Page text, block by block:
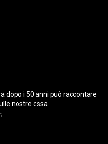
dopo i 50 anni può raccontare
nostre ossa